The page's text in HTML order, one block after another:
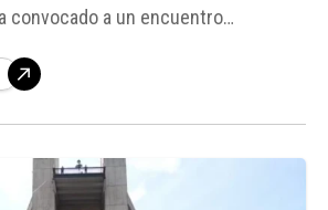
convocado a un encuentro
de una Iglesia en salida. De las